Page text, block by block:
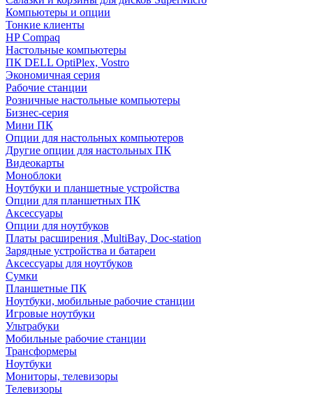
Компьютеры и опции
Тонкие клиенты
HP Compaq
Настольные компьютеры
ПК DELL OptiPlex, Vostro
Экономичная серия
Рабочие станции
Розничные настольные компьютеры
Бизнес-серия
Мини ПК
Опции для настольных компьютеров
Другие опции для настольных ПК
Видеокарты
Моноблоки
Ноутбуки и планшетные устройства
Опции для планшетных ПК
Аксессуары
Опции для ноутбуков
Платы расширения ,MultiBay, Doc-station
Зарядные устройства и батареи
Аксессуары для ноутбуков
Сумки
Планшетные ПК
Ноутбуки, мобильные рабочие станции
Игровые ноутбуки
Ультрабуки
Мобильные рабочие станции
Трансформеры
Ноутбуки
Мониторы, телевизоры
Телевизоры